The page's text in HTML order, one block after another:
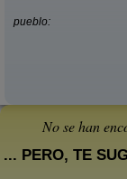
pueblo:
No se han
... PERO, TE